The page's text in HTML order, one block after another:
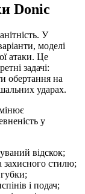
Donic
У
моделі
атаки. Це
задачі:
обертання на
ударах.
у
відскок;
захисного стилю;
і подач;